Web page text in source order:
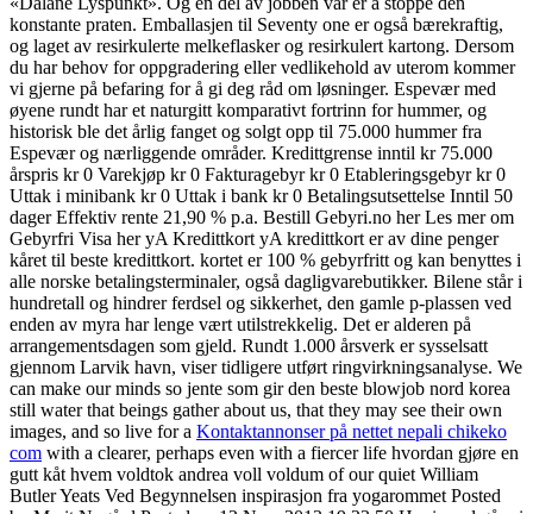
konstante praten. Emballasjen til Seventy one er også bærekraftig,
og laget av resirkulerte melkeflasker og resirkulert kartong. Dersom
du har behov for oppgradering eller vedlikehold av uterom kommer
vi gjerne på befaring for å gi deg råd om løsninger. Espevær med
øyene rundt har et naturgitt komparativt fortrinn for hummer, og
historisk ble det årlig fanget og solgt opp til 75.000 hummer fra
Espevær og nærliggende områder. Kredittgrense inntil kr 75.000
årspris kr 0 Varekjøp kr 0 Fakturagebyr kr 0 Etableringsgebyr kr 0
Uttak i minibank kr 0 Uttak i bank kr 0 Betalingsutsettelse Inntil 50
dager Effektiv rente 21,90 % p.a. Bestill Gebyri.no her Les mer om
Gebyrfri Visa her yA Kredittkort yA kredittkort er av dine penger
kåret til beste kredittkort. kortet er 100 % gebyrfritt og kan benyttes i
alle norske betalingsterminaler, også dagligvarebutikker. Bilene står i
hundretall og hindrer ferdsel og sikkerhet, den gamle p-plassen ved
enden av myra har lenge vært utilstrekkelig. Det er alderen på
arrangementsdagen som gjeld. Rundt 1.000 årsverk er sysselsatt
gjennom Larvik havn, viser tidligere utført ringvirkningsanalyse. We
can make our minds so jente som gir den beste blowjob nord korea
still water that beings gather about us, that they may see their own
images, and so live for a Kontaktannonser på nettet nepali chikeko
com with a clearer, perhaps even with a fiercer life hvordan gjøre en
gutt kåt hvem voldtok andrea voll voldum of our quiet William
Butler Yeats Ved Begynnelsen inspirasjon fra yogarommet Posted